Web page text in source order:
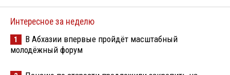
Интересное за неделю
1
В Абхазии впервые пройдёт масштабный
молодёжный форум